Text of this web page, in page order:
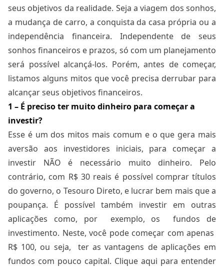
seus objetivos da realidade. Seja a viagem dos sonhos,
a mudança de carro, a conquista da casa própria ou a
independência financeira. Independente de seus
sonhos financeiros e prazos, só com um planejamento
será possível alcançá-los. Porém, antes de começar,
listamos alguns mitos que você precisa derrubar para
alcançar seus objetivos financeiros.
1 – É preciso ter muito dinheiro para começar a
investir?
Esse é um dos mitos mais comum e o que gera mais
aversão aos investidores iniciais, para começar a
investir NÃO é necessário muito dinheiro. Pelo
contrário, com R$ 30 reais é possível comprar títulos
do governo, o Tesouro Direto, e lucrar bem mais que a
poupança. É possível também investir em outras
aplicações como, por exemplo, os fundos de
investimento. Neste, você pode começar com apenas
R$ 100, ou seja, ter as vantagens de aplicações em
fundos com pouco capital. Clique aqui para entender